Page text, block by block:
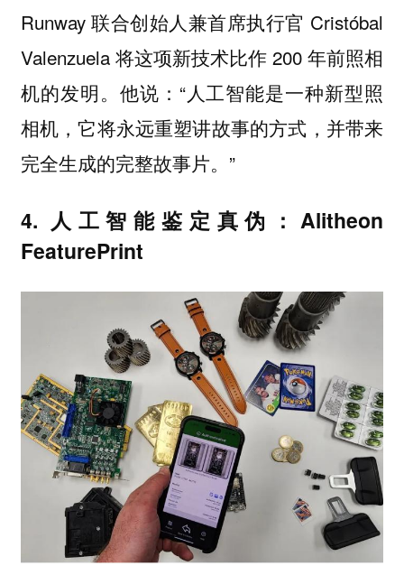
Runway 联合创始人兼首席执行官 Cristóbal
Valenzuela 将这项新技术比作 200 年前照相
机的发明。他说：“人工智能是一种新型照
相机，它将永远重塑讲故事的方式，并带来
完全生成的完整故事片。”
4. 人工智能鉴定真伪：Alitheon
FeaturePrint